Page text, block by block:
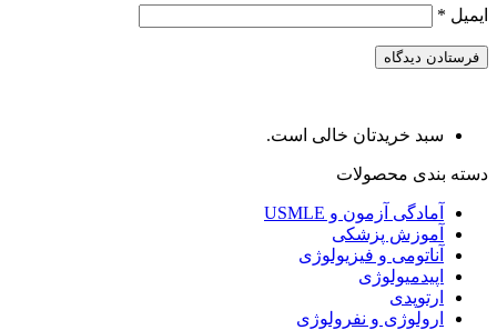
ایمیل *
سبد خریدتان خالی است.
دسته بندی محصولات
آمادگی آزمون و USMLE
آموزش پزشکی
آناتومی و فیزیولوژی
اپیدمیولوژی
ارتوپدی
ارولوژی و نفرولوژی